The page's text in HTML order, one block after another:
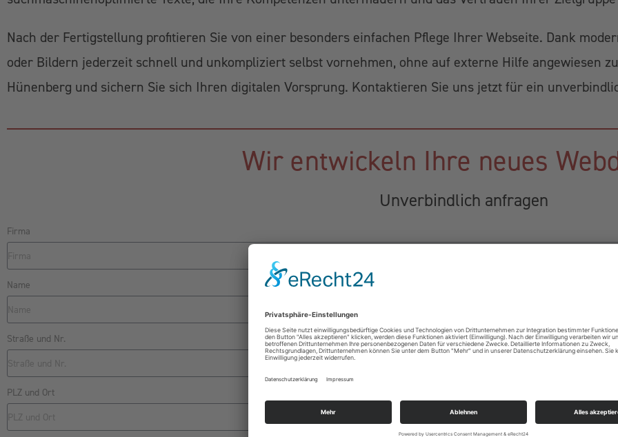
Nach der Fertigstellung profitieren Sie von einer besonders einfachen Pflege Ihrer Webseite. Dank
oder Bildern jederzeit schnell und unkompliziert selbst vornehmen, ohne auf externe Hilfe angewiesen
Hünenberg und sichern Sie sich Ihren digitalen Vorsprung. Kontaktieren Sie uns jetzt für ein
Wir entwickeln Ihre neues
Unverbindlich anfragen
Firma
Name
Straße und Nr.
PLZ und Ort